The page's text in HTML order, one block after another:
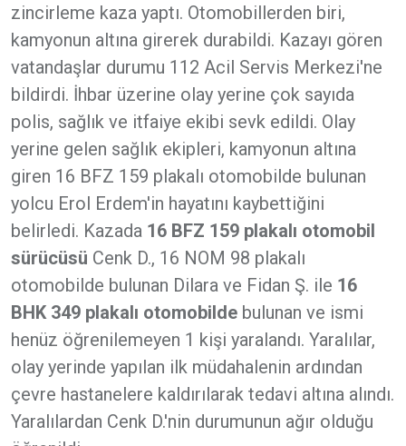
zincirleme kaza yaptı. Otomobillerden biri,
kamyonun altına girerek durabildi. Kazayı gören
vatandaşlar durumu 112 Acil Servis Merkezi'ne
bildirdi. İhbar üzerine olay yerine çok sayıda
polis, sağlık ve itfaiye ekibi sevk edildi. Olay
yerine gelen sağlık ekipleri, kamyonun altına
giren 16 BFZ 159 plakalı otomobilde bulunan
yolcu Erol Erdem'in hayatını kaybettiğini
belirledi. Kazada 16 BFZ 159 plakalı otomobil
sürücüsü Cenk D., 16 NOM 98 plakalı
otomobilde bulunan Dilara ve Fidan Ş. ile 16
BHK 349 plakalı otomobilde bulunan ve ismi
henüz öğrenilemeyen 1 kişi yaralandı. Yaralılar,
olay yerinde yapılan ilk müdahalenin ardından
çevre hastanelere kaldırılarak tedavi altına alındı.
Yaralılardan Cenk D.'nin durumunun ağır olduğu